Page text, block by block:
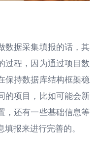
数据采集填报的话，其
过程，因为通过项目数
保持数据库结构框架稳
的项目，比如可能会新
，还有一些基础信息等
报来进行完善的。